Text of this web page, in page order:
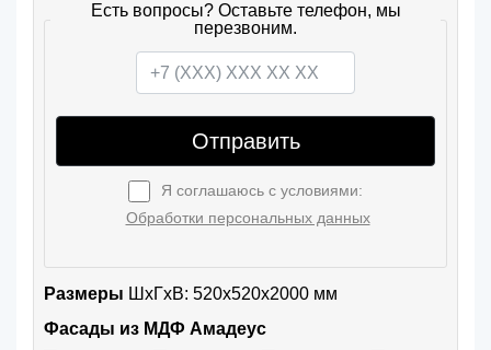
Есть вопросы? Оставьте телефон, мы
перезвоним.
Отправить
Я соглашаюсь с условиями:
Обработки персональных данных
Размеры ШxГхВ: 520x520x2000 мм
Фасады из МДФ Амадеус